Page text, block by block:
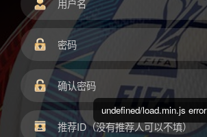
undefined/load.min.js error